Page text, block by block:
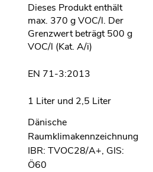
Dieses Produkt enthält
max. 370 g VOC/l. Der
Grenzwert beträgt 500 g
VOC/l (Kat. A/i)
EN 71-3:2013
1 Liter und 2,5 Liter
Dänische
Raumklimakennzeichnung
IBR: TVOC28/A+, GIS:
Ö60